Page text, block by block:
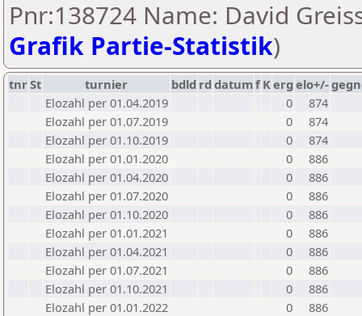
Pnr:138724 Name: David
Grafik Partie-Statistik)
tnrSt turnier bdld rd datumf Kerg elo+/-
Elozahl per 01.04.2019
0
874
Elozahl per 01.07.2019
0
874
Elozahl per 01.10.2019
0
874
Elozahl per 01.01.2020
0
886
Elozahl per 01.04.2020
0
886
Elozahl per 01.07.2020
0
886
Elozahl per 01.10.2020
0
886
Elozahl per 01.01.2021
0
886
Elozahl per 01.04.2021
0
886
Elozahl per 01.07.2021
0
886
Elozahl per 01.10.2021
0
886
Elozahl per 01.01.2022
0
886